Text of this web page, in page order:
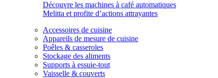
Découvre les machines à café automatiques
Melitta et profite d’actions attrayantes
Accessoires de cuisine
Appareils de mesure de cuisine
Poêles & casseroles
Stockage des aliments
Supports à essuie-tout
Vaisselle & couverts